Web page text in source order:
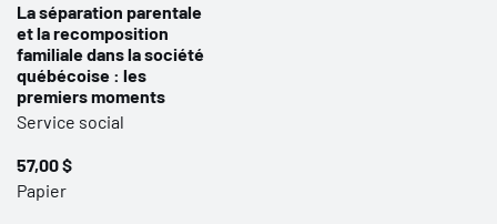
La séparation parentale
et la recomposition
familiale dans la société
québécoise : les
premiers moments
Service social
57,00 $
Papier